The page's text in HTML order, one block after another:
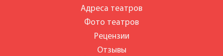
Адреса театров
Фото театров
Рецензии
Отзывы